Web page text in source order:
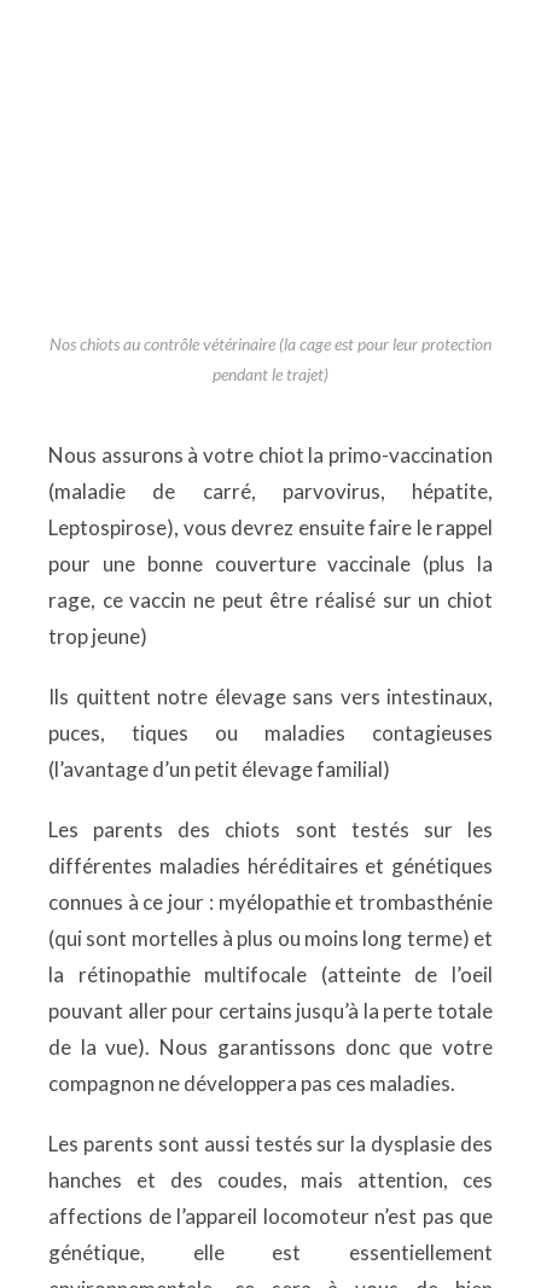
Nos chiots au contrôle vétérinaire (la cage est pour leur protection
pendant le trajet)
Nous assurons à votre chiot la primo-vaccination
(maladie de carré, parvovirus, hépatite,
Leptospirose), vous devrez ensuite faire le rappel
pour une bonne couverture vaccinale (plus la
rage, ce vaccin ne peut être réalisé sur un chiot
trop jeune)
Ils quittent notre élevage sans vers intestinaux,
puces, tiques ou maladies contagieuses
(l’avantage d’un petit élevage familial)
Les parents des chiots sont testés sur les
différentes maladies héréditaires et génétiques
connues à ce jour : myélopathie et trombasthénie
(qui sont mortelles à plus ou moins long terme) et
la rétinopathie multifocale (atteinte de l’oeil
pouvant aller pour certains jusqu’à la perte totale
de la vue). Nous garantissons donc que votre
compagnon ne développera pas ces maladies.
Les parents sont aussi testés sur la dysplasie des
hanches et des coudes, mais attention, ces
affections de l’appareil locomoteur n’est pas que
génétique, elle est essentiellement